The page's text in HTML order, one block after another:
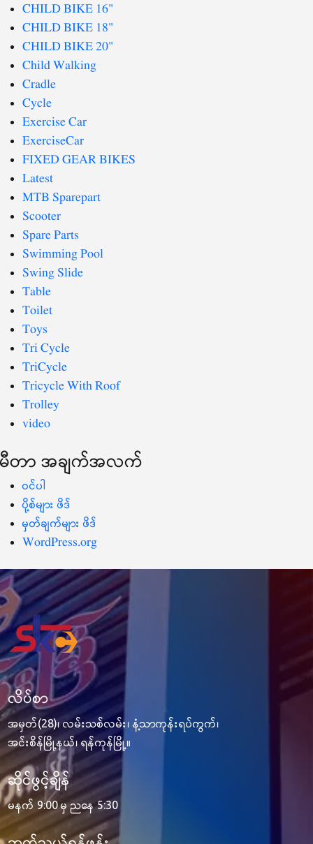
CHILD BIKE 16"
CHILD BIKE 18"
CHILD BIKE 20"
Child Walking
Cradle
Cycle
Exercise Car
ExerciseCar
FIXED GEAR BIKES
Latest
MTB Sparepart
Scooter
Spare Parts
Swimming Pool
Swing Slide
Table
Toilet
Toys
Tri Cycle
TriCycle
Tricycle With Roof
Trolley
video
မီတာ အချက်အလက်
ဝင်ပါ
ပို့စ်များ ဖိဒ်
မှတ်ချက်များ ဖိဒ်
WordPress.org
လိပ်စာ
အမှတ်(28)၊ လမ်းသစ်လမ်း၊ နံ့သာကုန်းရပ်ကွက်၊
အင်းစိန်မြို့နယ်၊ ရန်ကုန်မြို့။
ဆိုင်ဖွင့်ချိန်
မနက် 9:00 မှ ညနေ 5:30